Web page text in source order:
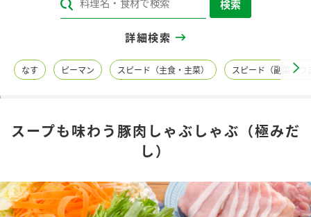
レシピカテゴリ一覧
レシピ名特集
商品情報
新商品一覧
検索
詳細検索
なす ピーマン スピード（主食・主菜） スピード（副菜・つ
スープも味わう豚肉しゃぶしゃぶ（極みだ
し）